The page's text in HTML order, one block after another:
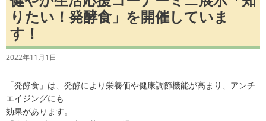
りたい！発酵食」を開催していま
す！
2022年11月1日
「発酵食」は、発酵により栄養価や健康調節機能が高まり、アンチ
エイジングにも
効果があります。